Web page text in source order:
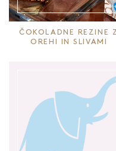
ČOKOLADNE REZINE Z
OREHI IN SLIVAMI